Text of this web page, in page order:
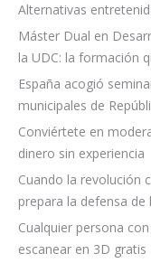
Alternativas
Máster Dual en
la UDC: la formación
España acogió
municipales de
Conviértete en
dinero sin experiencia
Cuando la revolución
prepara la defensa
Cualquier persona
escanear en 3D gratis